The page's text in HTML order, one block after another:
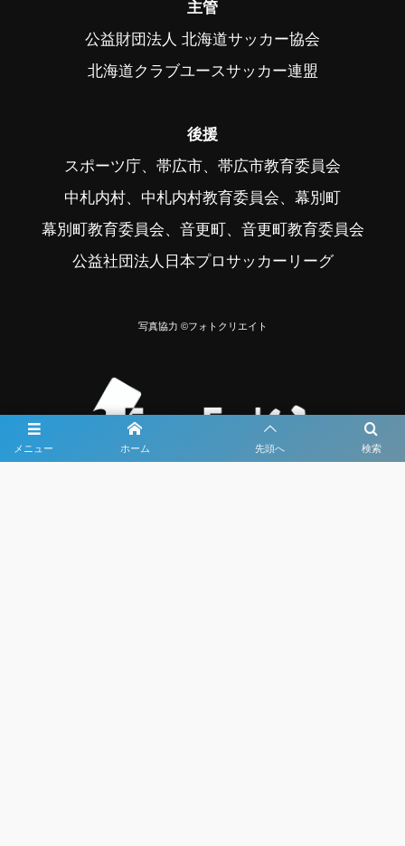
メニュー 検索
ホーム 先頭へ
主管
公益財団法人 北海道サッカー協会
北海道クラブユースサッカー連盟
後援
スポーツ庁、帯広市、帯広市教育委員会
中札内村、中札内村教育委員会、幕別町
幕別町教育委員会、音更町、音更町教育委員会
公益社団法人日本プロサッカーリーグ
写真協力 ©フォトクリエイト